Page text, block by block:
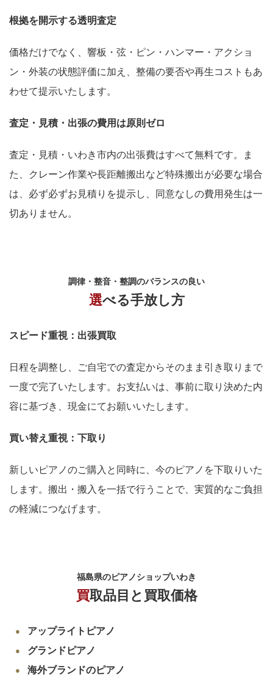
根拠を開示する透明査定
価格だけでなく、響板・弦・ピン・ハンマー・アクショ
ン・外装の状態評価に加え、整備の要否や再生コストもあ
わせて提示いたします。
査定・見積・出張の費用は原則ゼロ
査定・見積・いわき市内の出張費はすべて無料です。ま
た、クレーン作業や長距離搬出など特殊搬出が必要な場合
は、必ず必ずお見積りを提示し、同意なしの費用発生は一
切ありません。
調律・整音・整調のバランスの良い
選べる手放し方
スピード重視：出張買取
日程を調整し、ご自宅での査定からそのまま引き取りまで
一度で完了いたします。お支払いは、事前に取り決めた内
容に基づき、現金にてお願いいたします。
買い替え重視：下取り
新しいピアノのご購入と同時に、今のピアノを下取りいた
します。搬出・搬入を一括で行うことで、実質的なご負担
の軽減につなげます。
福島県のピアノショップいわき
買取品目と買取価格
アップライトピアノ
グランドピアノ
海外ブランドのピアノ